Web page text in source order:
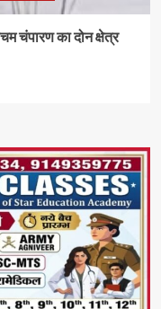
चंपारण का दोन क्षेत्र